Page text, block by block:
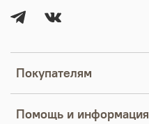
Покупателям
Помощь и информация